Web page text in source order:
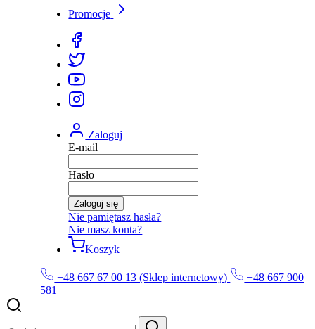
Promocje
Zaloguj
E-mail
Hasło
Zaloguj się
Nie pamiętasz hasła?
Nie masz konta?
Koszyk
+48 667 67 00 13 (Sklep internetowy)
+48 667 900
581